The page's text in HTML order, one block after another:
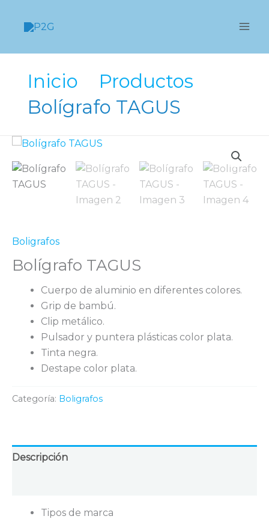
Inicio
Productos
Bolígrafo TAGUS
Boligrafos
Bolígrafo TAGUS
Cuerpo de aluminio en diferentes colores.
Grip de bambú.
Clip metálico.
Pulsador y puntera plásticas color plata.
Tinta negra.
Destape color plata.
Categoría: Boligrafos
Descripción
Tipos de marca